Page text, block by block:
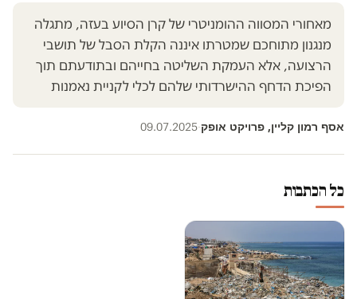
מאחורי המסווה ההומניטרי של קרן הסיוע בעזה, מתגלה
מנגנון מתוחכם שמטרתו איננה הקלת הסבל של תושבי
הרצועה, אלא העמקת השליטה בחייהם ובתודעתם תוך
הפיכת הדחף ההישרדותי שלהם לכלי לקניית נאמנות
אסף רמון קליין, פרויקט אופק·
09.07.2025
כל הכתבות